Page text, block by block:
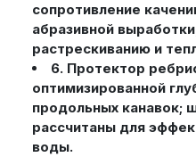
сопротивление
абразивной
растрескиванию и
6. Протектор
оптимизированной
продольных канавок;
рассчитаны для
воды.